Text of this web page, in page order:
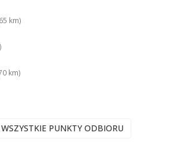
km)
km)
PUNKTY ODBIORU